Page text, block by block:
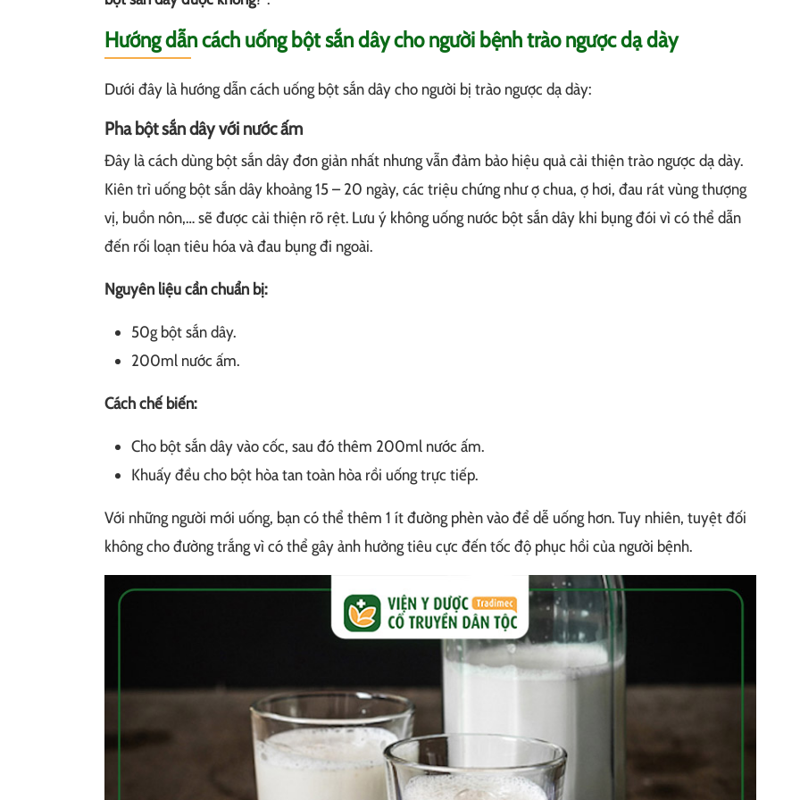
Hướng dẫn cách uống bột sắn dây cho người bệnh trào ngược dạ dày
Dưới đây là hướng dẫn cách uống bột sắn dây cho người bị trào ngược dạ dày:
Pha bột sắn dây với nước ấm
Đây là cách dùng bột sắn dây đơn giản nhất nhưng vẫn đảm bảo hiệu quả cải thiện trào ngược dạ dày.
Kiên trì uống bột sắn dây khoảng 15 – 20 ngày, các triệu chứng như ợ chua, ợ hơi, đau rát vùng thượng
vị, buồn nôn,… sẽ được cải thiện rõ rệt. Lưu ý không uống nước bột sắn dây khi bụng đói vì có thể dẫn
đến rối loạn tiêu hóa và đau bụng đi ngoài.
Nguyên liệu cần chuẩn bị:
50g bột sắn dây.
200ml nước ấm.
Cách chế biến:
Cho bột sắn dây vào cốc, sau đó thêm 200ml nước ấm.
Khuấy đều cho bột hòa tan toàn hòa rồi uống trực tiếp.
Với những người mới uống, bạn có thể thêm 1 ít đường phèn vào để dễ uống hơn. Tuy nhiên, tuyệt đối
không cho đường trắng vì có thể gây ảnh hưởng tiêu cực đến tốc độ phục hồi của người bệnh.